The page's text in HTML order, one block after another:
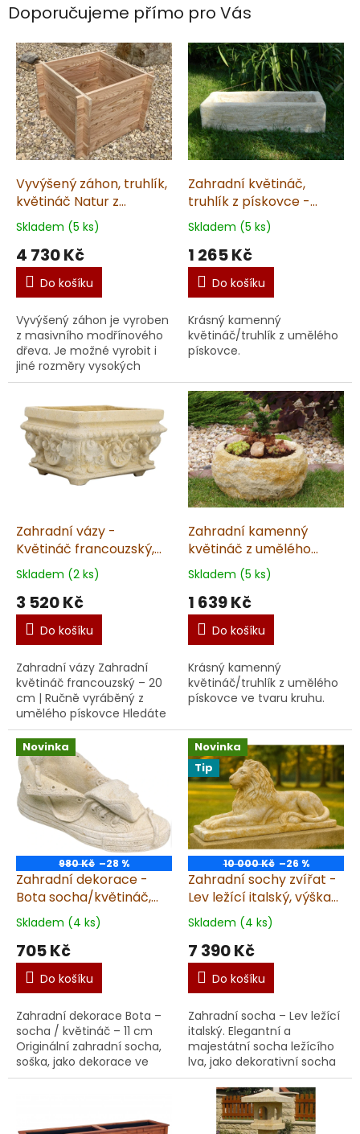
Doporučujeme přímo pro Vás
Vyvýšený záhon, truhlík,
květináč Natur z
modřínu - výška 50 cm,
podstava 70x70
Skladem (5 ks)
4 730 Kč
Do košíku
Vyvýšený záhon je vyroben
z masivního modřínového
dřeva. Je možné vyrobit i
jiné rozměry vysokých
záhonů na zakázku.
stavu)
Zahradní květináč,
truhlík z pískovce -
14x53x20cm, 18kg
Skladem (5 ks)
1 265 Kč
Do košíku
Krásný kamenný
květináč/truhlík z umělého
pískovce.
Zahradní vázy -
Květináč francouzský,
výška 20 cm, 8 kg,
pískovec
Skladem (2 ks)
3 520 Kč
Do košíku
Zahradní vázy Zahradní
květináč francouzský – 20
cm | Ručně vyráběný z
umělého pískovce Hledáte
elegantní a robustní
květináč pro vaši zahradu?
Tento francouzský kvě...
Zahradní kamenný
květináč z umělého
pískovce -
18cx40x40cm
Skladem (5 ks)
1 639 Kč
Do košíku
Krásný kamenný
květináč/truhlík z umělého
pískovce ve tvaru kruhu.
Novinka
980 Kč –28 %
Zahradní dekorace -
Bota socha/květináč,
výška 11 cm, 2 kg,
pískovec
Skladem (4 ks)
705 Kč
Do košíku
Zahradní dekorace Bota –
socha / květináč – 11 cm
Originální zahradní socha,
soška, jako dekorace ve
tvaru boty, kterou lze využít
Novinka
Tip
10 000 Kč –26 %
Zahradní sochy zvířat -
Lev ležící italský, výška
41 cm, 57 kg, pískovec
Skladem (4 ks)
7 390 Kč
Do košíku
Zahradní socha – Lev ležící
italský. Elegantní a
majestátní socha ležícího
lva, jako dekorativní socha
v italském stylu je ideální
volbou pro ty, kdo chtějí
dodat sv...